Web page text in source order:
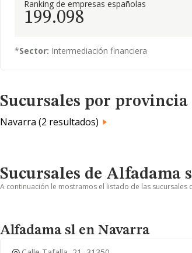
Ranking de empresas españolas
199.098
*Sector: Intermediación financiera
Sucursales por provincia
Navarra (2 resultados)
Sucursales de Alfadama
A continuación le mostramos el listado de las
Alfadama sl en Navarra